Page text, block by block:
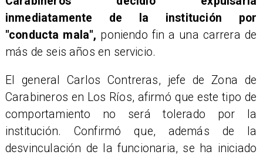
inmediatamente de la institución por
"conducta mala", poniendo fin a una carrera de
más de seis años en servicio.
El general Carlos Contreras, jefe de Zona de
Carabineros en Los Ríos, afirmó que este tipo de
comportamiento no será tolerado por la
institución. Confirmó que, además de la
desvinculación de la funcionaria, se ha iniciado